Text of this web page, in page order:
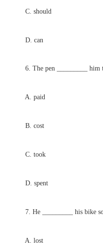
C. should
D. can
6. The pen _________ him
A. paid
B. cost
C. took
D. spent
7. He _________ his bike so
A. lost